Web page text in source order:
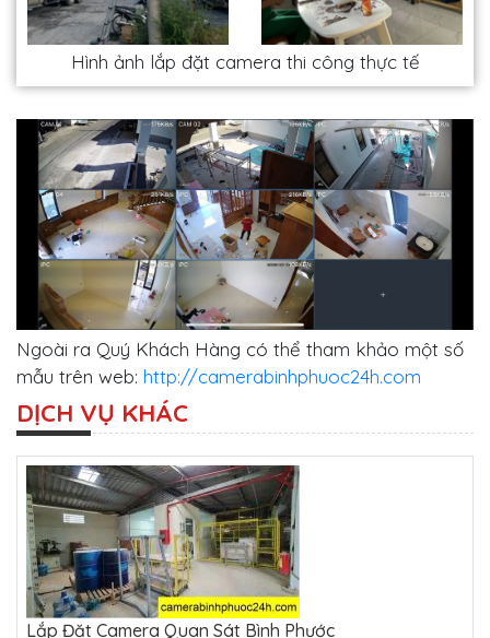
Hình ảnh lắp đặt camera thi công thực tế
Ngoài ra Quý Khách Hàng có thể tham khảo một số
mẫu trên web: http://camerabinhphuoc24h.com
DỊCH VỤ KHÁC
Lắp Đặt Camera Quan Sát Bình Phước